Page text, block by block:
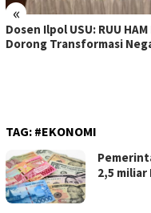
«
Dosen Ilpol USU: RUU HAM
Dorong Transformasi
TAG: #EKONOMI
2,5 miliar